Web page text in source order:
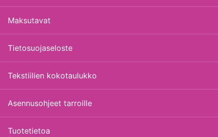
Maksutavat
Tietosuojaseloste
Tekstiilien kokotaulukko
Asennusohjeet tarroille
Tuotetietoa